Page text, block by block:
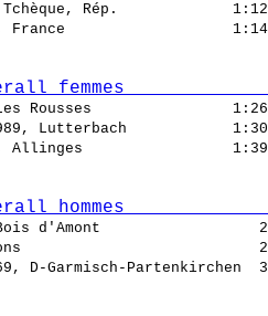
Tchèque, Rép.
1989, France
femmes
Les Rousses
1989, Lutterbach
1994, Allinges
hommes
Bois d'Amont
1981, B-Mons
D-Garmisch-Partenkirchen